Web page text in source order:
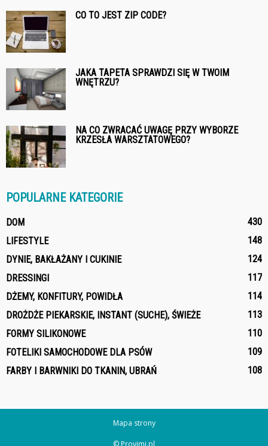
CO TO JEST ZIP CODE?
JAKA TAPETA SPRAWDZI SIĘ W TWOIM
WNĘTRZU?
NA CO ZWRACAĆ UWAGĘ PRZY WYBORZE
KRZESŁA WARSZTATOWEGO?
POPULARNE KATEGORIE
DOM
430
LIFESTYLE
148
DYNIE, BAKŁAŻANY I CUKINIE
124
DRESSINGI
117
DŻEMY, KONFITURY, POWIDŁA
114
DROŻDŻE PIEKARSKIE, INSTANT (SUCHE), ŚWIEŻE
113
FORMY SILIKONOWE
110
FOTELIKI SAMOCHODOWE DLA PSÓW
109
FARBY I BARWNIKI DO TKANIN, UBRAŃ
108
Mapa strony
© Provimi.pl